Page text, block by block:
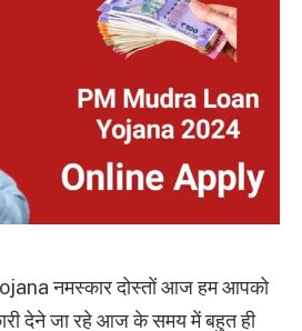
नमस्कारदोस्तों आज हम आपको
देने जा रहे आज के समय में बहुत ही